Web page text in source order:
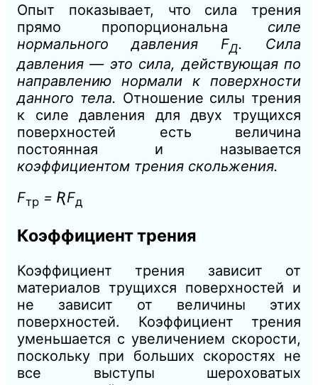
Опыт показывает, что сила трения
прямо пропорциональна силе
нормального давления FД. Сила
давления — это сила, действующая по
направлению нормали к поверхности
данного тела. Отношение силы трения
к силе давления для двух трущихся
поверхностей есть величина
постоянная и называется
коэффициентом трения скольжения.
Fтр = ƦFд
Коэффициент трения
Коэффициент трения зависит от
материалов трущихся поверхностей и
не зависит от величины этих
поверхностей. Коэффициент трения
уменьшается с увеличением скорости,
поскольку при больших скоростях не
все выступы шероховатых